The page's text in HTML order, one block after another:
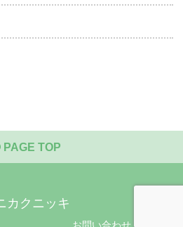
PAGE TOP
カクニッキ
お問い合わせ